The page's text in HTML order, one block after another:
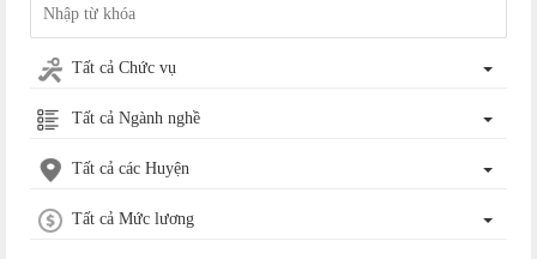
Tất cả Chức vụ
Tất cả Ngành nghề
Tất cả các Huyện
Tất cả Mức lương